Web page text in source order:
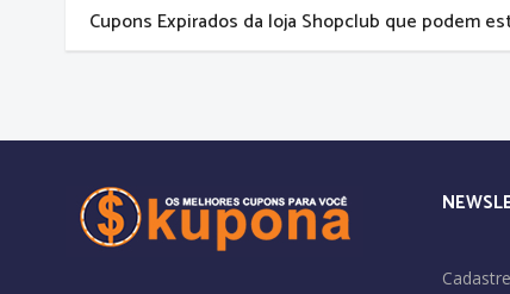
Cupons Expirados da loja Shopclub que podem